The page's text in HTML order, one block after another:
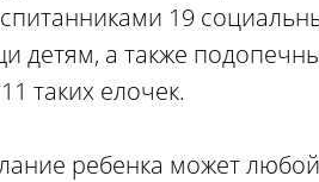
19
детям, а также
таких елочек.
ребенка может